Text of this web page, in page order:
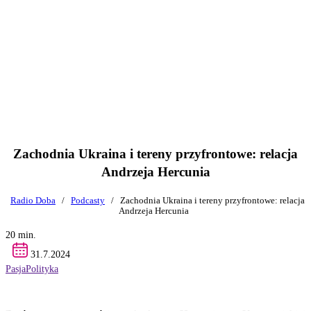
Zachodnia Ukraina i tereny przyfrontowe: relacja
Andrzeja Hercunia
Radio Doba / Podcasty /
Zachodnia Ukraina i tereny przyfrontowe: relacja
Andrzeja Hercunia
20 min.
31.7.2024
PasjaPolityka